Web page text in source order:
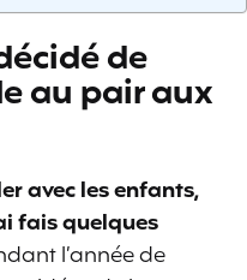
de
au pair aux
avec les enfants,
fais quelques
l’année de